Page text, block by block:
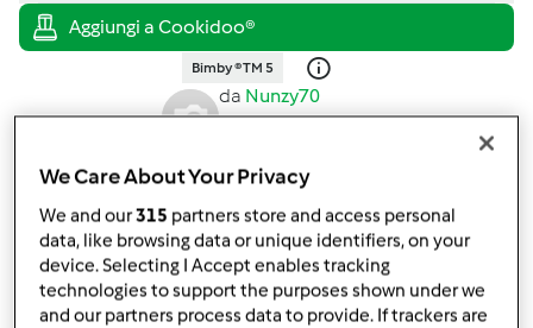
Bimby ® TM 5
da Nunzy70
published: 25-10-2015
Aggiungi alle mie raccolte
condividi la ricetta
Crea variante
We Care About Your Privacy
We and our315 partners store and access personal
data, like browsing data or unique identifiers, on your
device. Selecting I Accept enables tracking
technologies to support the purposes shown under we
and our partners process data to provide. If trackers are